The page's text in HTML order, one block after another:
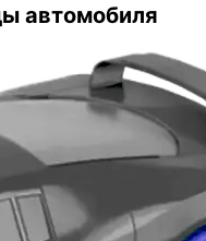
автомобиля